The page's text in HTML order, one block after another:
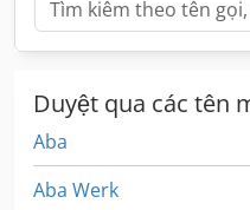
Duyệt qua các tên
Aba
Aba Werk